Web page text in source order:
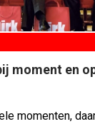
moment en
momenten,